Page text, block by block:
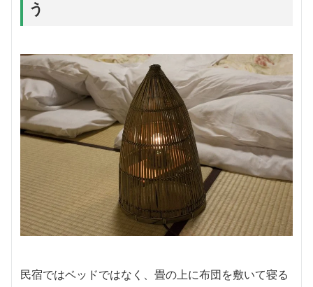
う
民宿ではベッドではなく、畳の上に布団を敷いて寝る